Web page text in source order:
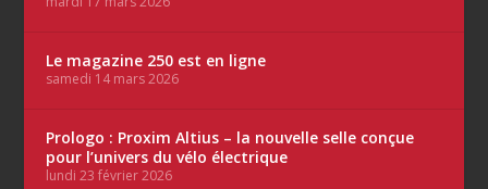
Le magazine 250 est en ligne
samedi 14 mars 2026
Prologo : Proxim Altius – la nouvelle selle conçue
pour l’univers du vélo électrique
lundi 23 février 2026